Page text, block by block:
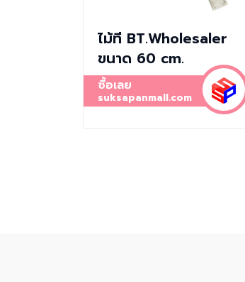
ไม้ที BT.Wholesaler
ขนาด 60 cm.
ซื้อเลย
suksapanmall.com